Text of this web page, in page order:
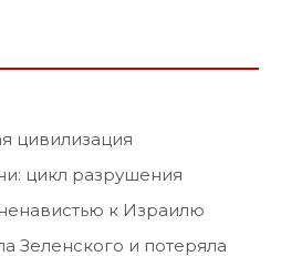
цивилизация
цикл разрушения
к Израилю
Зеленского и потеряла